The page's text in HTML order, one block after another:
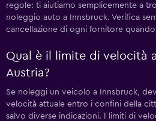
regole: ti aiutiamo semplicemente a
noleggio auto a Innsbruck. Verifica
cancellazione di ogni fornitore
Qual è il limite di velocità
Austria?
Se noleggi un veicolo a Innsbruck,
velocità attuale entro i confini della
salvo diverse indicazioni. I limiti di